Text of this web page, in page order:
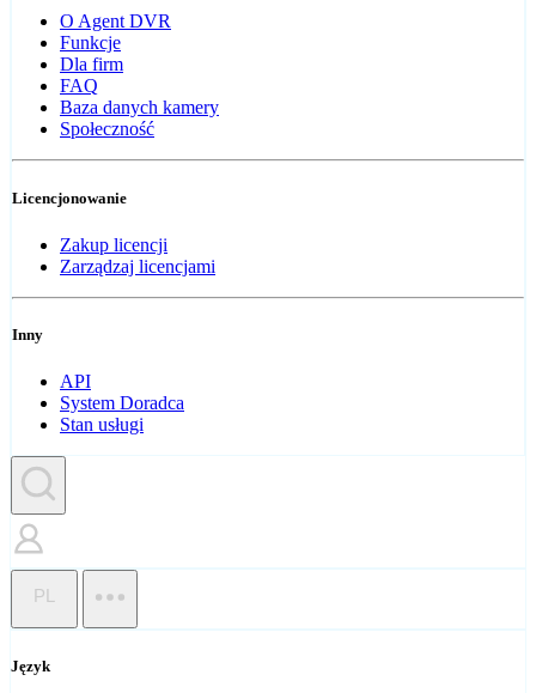
O Agent DVR
Funkcje
Dla firm
FAQ
Baza danych kamery
Społeczność
Licencjonowanie
Zakup licencji
Zarządzaj licencjami
Inny
API
System Doradca
Stan usługi
PL
Język